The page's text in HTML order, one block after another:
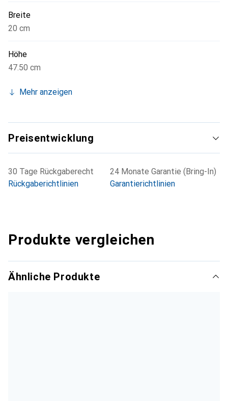
Breite
20 cm
Höhe
47.50 cm
Mehr anzeigen
Preisentwicklung
30 Tage Rückgaberecht
Rückgaberichtlinien
24 Monate Garantie (Bring-In)
Garantierichtlinien
Produkte vergleichen
Ähnliche Produkte